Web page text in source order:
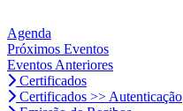
Agenda
Próximos Eventos
Eventos Anteriores
Certificados
Certificados >> Autenticação